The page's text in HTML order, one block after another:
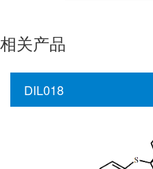
相关产品
DIL018